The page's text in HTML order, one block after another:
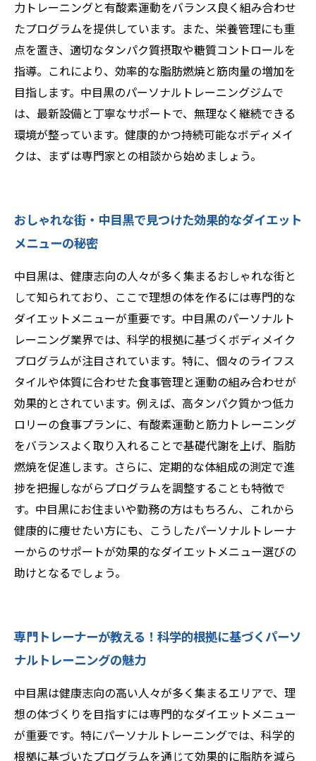
力トレーニングと有酸素運動をバランス良く組み合わせ
たプログラムを提供しています。また、栄養管理にも重
点を置き、適切なタンパク質摂取や糖質コントロールを
指導。これにより、効率的な脂肪燃焼と筋肉量の増加を
目指します。中目黒のパーソナルトレーニングジムで
は、最新設備と丁寧なサポートで、無理なく継続できる
環境が整っています。健康的かつ持続可能なボディメイ
クは、まずは専門家との相談から始めましょう。
おしゃれな街・中目黒で見つけた効果的なダイエット
メニューの秘密
中目黒は、健康志向の人々が多く集まるおしゃれな街と
して知られており、ここで理想の体を作るには専門的な
ダイエットメニューが重要です。中目黒のパーソナルト
レーニング業界では、科学的根拠に基づくボディメイク
プログラムが注目されています。特に、個々のライフス
タイルや体質に合わせた食事管理と運動の組み合わせが
効果的とされています。例えば、高タンパク質かつ低カ
ロリーの食事プランに、有酸素運動と筋力トレーニング
をバランスよく取り入れることで基礎代謝を上げ、脂肪
燃焼を促進します。さらに、定期的な体組成の測定で進
捗を把握しながらプログラムを調整することも特徴で
す。中目黒にお住まいや勤務の方はもちろん、これから
健康的に痩せたい方にも、こうしたパーソナルトレーナ
ーからのサポートが効果的なダイエットメニュー選びの
助けとなるでしょう。
専門トレーナーが教える！科学的根拠に基づくパーソ
ナルトレーニングの魅力
中目黒は健康志向の高い人々が多く集まるエリアで、理
想の体づくりを目指すには専門的なダイエットメニュー
が重要です。特にパーソナルトレーニングでは、科学的
根拠に基づいたプログラムを通じて効果的に脂肪を減ら